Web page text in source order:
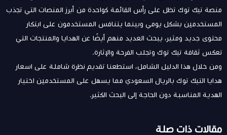
منصة تيك توك تظل على رأس القائمة كواحدة من أبرز المنصات التي تجذب
المستخدمين بشكل يومي وبينما يتنافس المستخدمون على ابتكار
محتوى جديد ومثير، يبحث العديد منهم أيضًا عن الهدايا والمنتجات التي
تعكس ثقافة تيك توك وتجلب الفرحة والإثارة.
ومن خلال هذا الدليل الشامل، استطعنا تقديم نظرة شاملة على اسعار
هدايا التيك توك بالريال السعودي مما يسهل على المستخدمين اختيار
الهدية المناسبة دون الحاجة إلى البحث الكثير.
مقالات ذات صلة